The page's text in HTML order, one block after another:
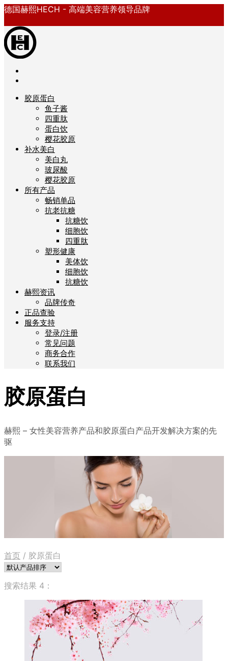
德国赫熙HECH - 高端美容营养领导品牌
胶原蛋白
鱼子酱
四重肽
蛋白饮
樱花胶原
补水美白
美白丸
玻尿酸
樱花胶原
所有产品
畅销单品
抗老抗糖
抗糖饮
细胞饮
四重肽
塑形健康
美体饮
细胞饮
抗糖饮
赫熙资讯
品牌传奇
正品查验
服务支持
登录/注册
常见问题
商务合作
联系我们
胶原蛋白
赫熙 – 女性美容营养产品和胶原蛋白产品开发解决方案的先
驱
首页 / 胶原蛋白
搜索结果 4：